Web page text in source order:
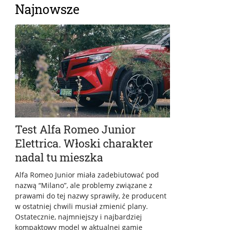
Najnowsze
Test Alfa Romeo Junior
Elettrica. Włoski charakter
nadal tu mieszka
Alfa Romeo Junior miała zadebiutować pod
nazwą “Milano”, ale problemy związane z
prawami do tej nazwy sprawiły, że producent
w ostatniej chwili musiał zmienić plany.
Ostatecznie, najmniejszy i najbardziej
kompaktowy model w aktualnej gamie